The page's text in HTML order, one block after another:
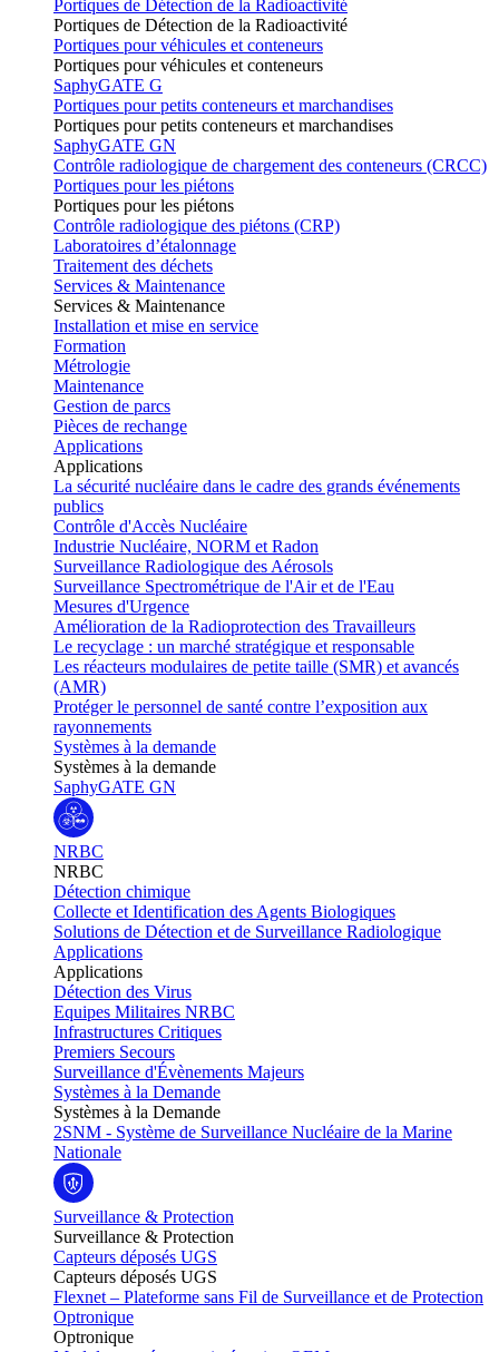
Portiques de Détection de la Radioactivité
Portiques de Détection de la Radioactivité
Portiques pour véhicules et conteneurs
Portiques pour véhicules et conteneurs
SaphyGATE G
Portiques pour petits conteneurs et marchandises
Portiques pour petits conteneurs et marchandises
SaphyGATE GN
Contrôle radiologique de chargement des conteneurs (CRCC)
Portiques pour les piétons
Portiques pour les piétons
Contrôle radiologique des piétons (CRP)
Laboratoires d’étalonnage
Traitement des déchets
Services & Maintenance
Services & Maintenance
Installation et mise en service
Formation
Métrologie
Maintenance
Gestion de parcs
Pièces de rechange
Applications
Applications
La sécurité nucléaire dans le cadre des grands événements
publics
Contrôle d'Accès Nucléaire
Industrie Nucléaire, NORM et Radon
Surveillance Radiologique des Aérosols
Surveillance Spectrométrique de l'Air et de l'Eau
Mesures d'Urgence
Amélioration de la Radioprotection des Travailleurs
Le recyclage : un marché stratégique et responsable
Les réacteurs modulaires de petite taille (SMR) et avancés
(AMR)
Protéger le personnel de santé contre l’exposition aux
rayonnements
Systèmes à la demande
Systèmes à la demande
SaphyGATE GN
NRBC
NRBC
Détection chimique
Collecte et Identification des Agents Biologiques
Solutions de Détection et de Surveillance Radiologique
Applications
Applications
Détection des Virus
Equipes Militaires NRBC
Infrastructures Critiques
Premiers Secours
Surveillance d'Évènements Majeurs
Systèmes à la Demande
Systèmes à la Demande
2SNM - Système de Surveillance Nucléaire de la Marine
Nationale
Surveillance & Protection
Surveillance & Protection
Capteurs déposés UGS
Capteurs déposés UGS
Flexnet – Plateforme sans Fil de Surveillance et de Protection
Optronique
Optronique